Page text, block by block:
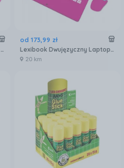
VTech Magiczny Pamiętnik Na Hasło 61243
od 173,99 zł
Lexibook Dwujęzyczny Laptop Edukacyjny Psi Patrol Pol/Ang
20 km